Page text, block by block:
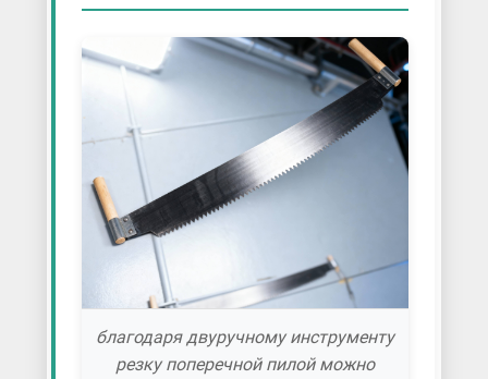
благодаря двуручному инструменту
резку поперечной пилой можно